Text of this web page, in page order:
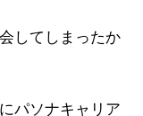
してしまったか
パソナキャリア